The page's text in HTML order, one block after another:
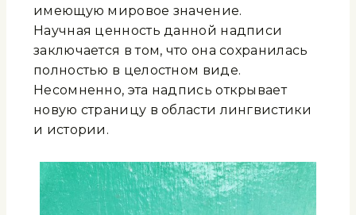
имеющую мировое значение.
Научная ценность данной надписи
заключается в том, что она сохранилась
полностью в целостном виде.
Несомненно, эта надпись открывает
новую страницу в области лингвистики
и истории.